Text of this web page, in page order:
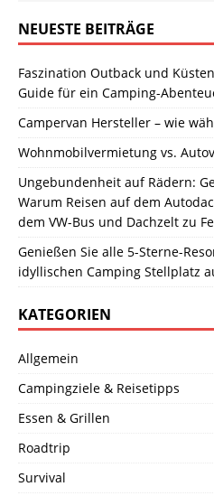
NEUESTE BEITRÄGE
Faszination Outback und
Guide für ein Camping-
Campervan Hersteller – wie
Wohnmobilvermietung vs.
Ungebundenheit auf Rädern:
Warum Reisen auf dem
dem VW-Bus und Dachzelt zu
Genießen Sie alle 5-Sterne-
idyllischen Camping Stellplatz
KATEGORIEN
Allgemein
Campingziele & Reisetipps
Essen & Grillen
Roadtrip
Survival